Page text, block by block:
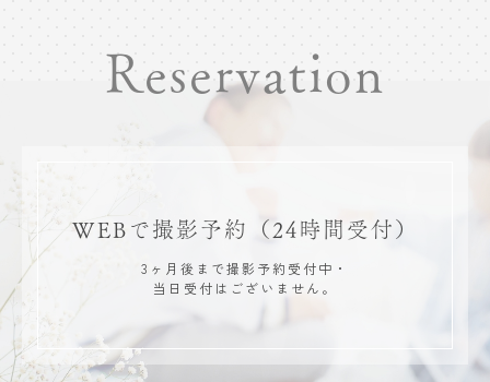
Reservation
WEBで撮影予約 （24時間受付）
3ヶ月後まで撮影予約受付中・
当日受付はございません。